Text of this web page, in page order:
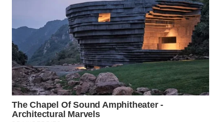
LABUANBAJO
WN
BORNEO
Wahana
Media
Group